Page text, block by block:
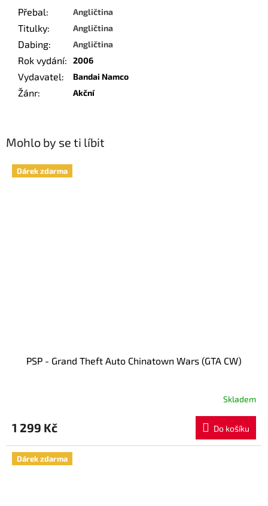
Mohlo by se ti líbit
Dárek zdarma
PSP - Grand Theft Auto Chinatown Wars (GTA CW)
Skladem
1 299 Kč Do košíku
Dárek zdarma
Přebal: Angličtina
Titulky: Angličtina
Dabing: Angličtina
Rok vydání: 2006
Vydavatel: Bandai Namco
Žánr: Akční